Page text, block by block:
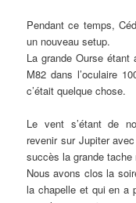
Pendant ce temps,
un nouveau setup.
La grande Ourse
M82 dans l’oculaire
c’était quelque chose.
Le vent s’étant de
revenir sur Jupiter
succès la grande tache
Nous avons clos la
la chapelle et qui en a